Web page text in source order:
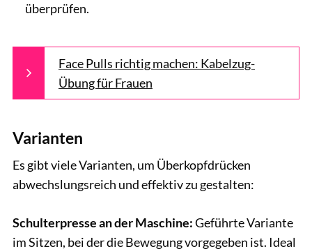
überprüfen.
Face Pulls richtig machen: Kabelzug-
Übung für Frauen
Varianten
Es gibt viele Varianten, um Überkopfdrücken
abwechslungsreich und effektiv zu gestalten:
Schulterpresse an der Maschine:Geführte Variante
im Sitzen, bei der die Bewegung vorgegeben ist. Ideal